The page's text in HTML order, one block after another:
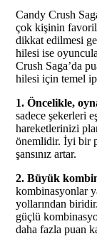
Candy Crush
çok kişinin
dikkat edilmesi
hilesi ise
Crush Saga’da
hilesi için temel
1. Öncelikle,
sadece şekerleri
hareketlerinizi
önemlidir. İyi bir
şansınız artar.
2. Büyük
kombinasyonlar
yollarından
güçlü
daha fazla puan